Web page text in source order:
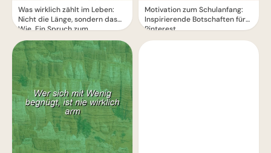
Was wirklich zählt im Leben:
Nicht die Länge, sondern das
Wie. Ein Spruch zum
Nachdenken.
Motivation zum Schulanfang:
Inspirierende Botschaften für
Pinterest